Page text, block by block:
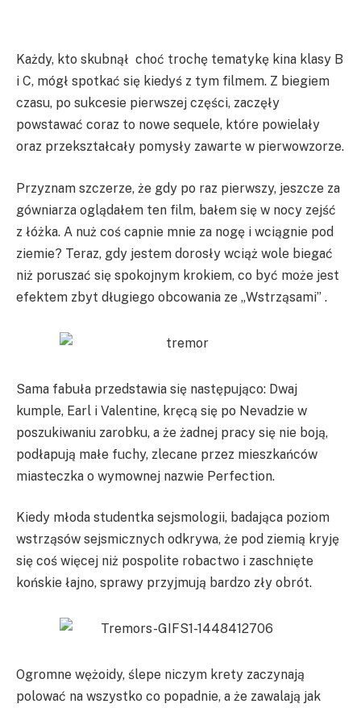
Każdy, kto skubnął choć trochę tematykę kina klasy B
i C, mógł spotkać się kiedyś z tym filmem. Z biegiem
czasu, po sukcesie pierwszej części, zaczęły
powstawać coraz to nowe sequele, które powielały
oraz przekształcały pomysły zawarte w pierwowzorze.
Przyznam szczerze, że gdy po raz pierwszy, jeszcze za
gówniarza oglądałem ten film, bałem się w nocy zejść
z łóżka. A nuż coś capnie mnie za nogę i wciągnie pod
ziemie? Teraz, gdy jestem dorosły wciąż wole biegać
niż poruszać się spokojnym krokiem, co być może jest
efektem zbyt długiego obcowania ze „Wstrząsami” .
Sama fabuła przedstawia się następująco: Dwaj
kumple, Earl i Valentine, kręcą się po Nevadzie w
poszukiwaniu zarobku, a że żadnej pracy się nie boją,
podłapują małe fuchy, zlecane przez mieszkańców
miasteczka o wymownej nazwie Perfection.
Kiedy młoda studentka sejsmologii, badająca poziom
wstrząsów sejsmicznych odkrywa, że pod ziemią kryję
się coś więcej niż pospolite robactwo i zaschnięte
końskie łajno, sprawy przyjmują bardzo zły obrót.
Ogromne wężoidy, ślepe niczym krety zaczynają
polować na wszystko co popadnie, a że zawalają jak